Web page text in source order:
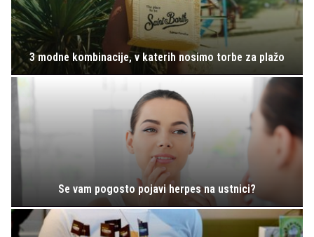
3 modne kombinacije, v katerih nosimo torbe za plažo
Se vam pogosto pojavi herpes na ustnici?